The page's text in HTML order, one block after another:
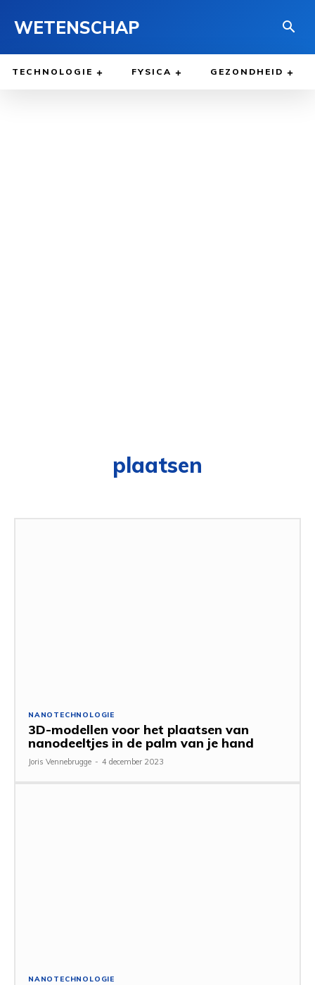
WETENSCHAP
TECHNOLOGIE FYSICA GEZONDHEID
plaatsen
NANOTECHNOLOGIE
3D-modellen voor het plaatsen van
nanodeeltjes in de palm van je hand
Joris Vennebrugge - 4 december 2023
NANOTECHNOLOGIE